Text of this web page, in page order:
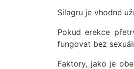
Silagru je vhodné
Pokud erekce
fungovat bez
Faktory, jako je